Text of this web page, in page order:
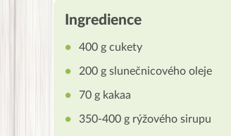
Ingredience
400 g cukety
200 g slunečnicového oleje
70 g kakaa
350-400 g rýžového sirupu